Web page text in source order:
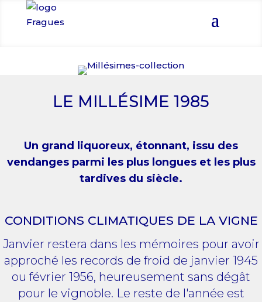
LE MILLÉSIME 1985
Un grand liquoreux, étonnant, issu des
vendanges parmi les plus longues et les plus
tardives du siècle.
CONDITIONS CLIMATIQUES DE LA VIGNE
Janvier restera dans les mémoires pour avoir
approché les records de froid de janvier 1945
ou février 1956, heureusement sans dégât
pour le vignoble. Le reste de l'année est